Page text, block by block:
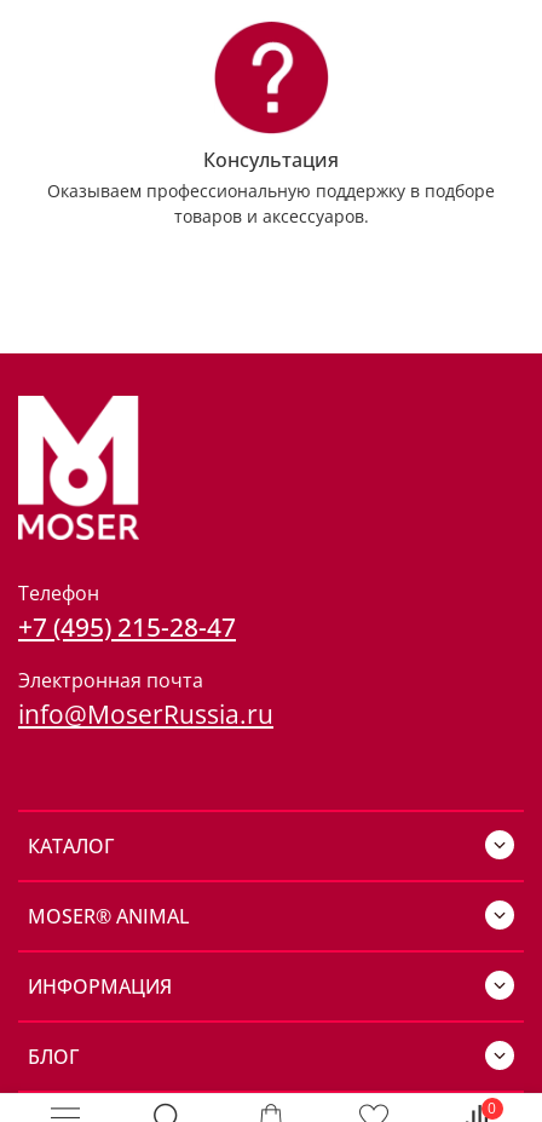
Консультация
Оказываем профессиональную поддержку в подборе
товаров и аксессуаров.
КАТАЛОГ
MOSER® ANIMAL
ИНФОРМАЦИЯ
БЛОГ
Телефон
+7 (495) 215-28-47
Электронная почта
info@MoserRussia.ru
0